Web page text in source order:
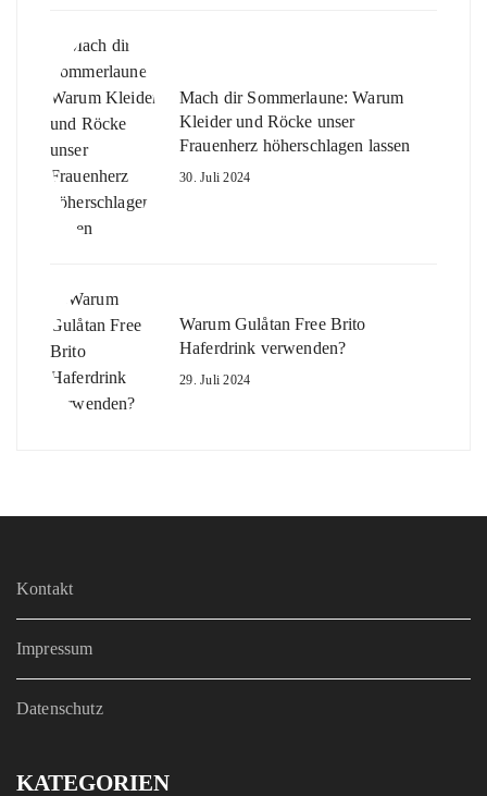
Mach dir Sommerlaune: Warum
Kleider und Röcke unser
Frauenherz höherschlagen lassen
30. Juli 2024
Warum Gulåtan Free Brito
Haferdrink verwenden?
29. Juli 2024
Kontakt
Impressum
Datenschutz
KATEGORIEN